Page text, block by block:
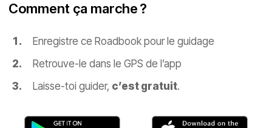
Comment ça marche ?
Enregistre ce Roadbook pour le guidage
Retrouve-le dans le GPS de l’app
Laisse-toi guider, c’est gratuit.